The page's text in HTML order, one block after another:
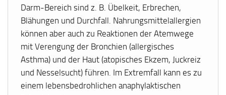
Darm-Bereich sind z. B. Übelkeit, Erbrechen,
Blähungen und Durchfall. Nahrungsmittelallergien
können aber auch zu Reaktionen der Atemwege
mit Verengung der Bronchien (allergisches
Asthma) und der Haut (atopisches Ekzem, Juckreiz
und Nesselsucht) führen. Im Extremfall kann es zu
einem lebensbedrohlichen anaphylaktischen